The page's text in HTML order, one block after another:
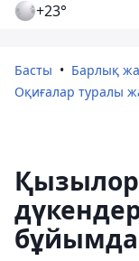
+23°
Басты
Барлық
Оқиғалар туралы